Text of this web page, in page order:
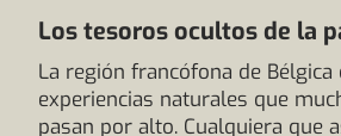
Los tesoros ocultos de la
La región francófona de
experiencias naturales que
pasan por alto. Cualquiera que